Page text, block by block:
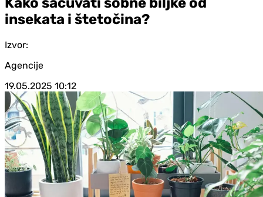
insekata i štetočina?
Izvor:
Agencije
19.05.2025 10:12